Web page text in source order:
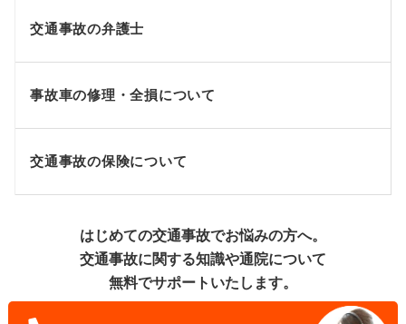
交通事故の弁護士
事故車の修理・全損について
交通事故の保険について
はじめての交通事故でお悩みの方へ。
交通事故に関する知識や通院について
無料でサポートいたします。